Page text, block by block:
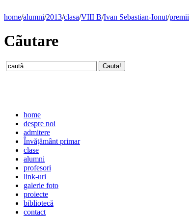
home/alumni/2013/clasa/VIII B/Ivan Sebastian-Ionut/premii
Cãutare
home
despre noi
admitere
Învăţământ primar
clase
alumni
profesori
link-uri
galerie foto
proiecte
bibliotecă
contact